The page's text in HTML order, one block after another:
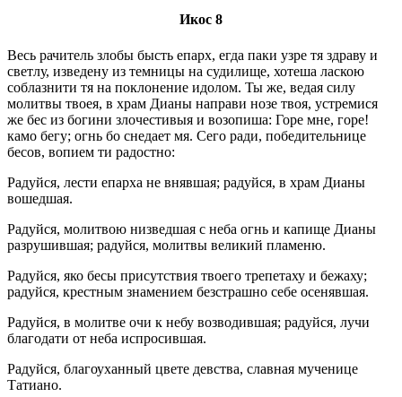
Икос 8
Весь рачитель злобы бысть епарх, егда паки узре тя здраву и
светлу, изведену из темницы на судилище, хотеша ласкою
соблазнити тя на поклонение идолом. Ты же, ведая силу
молитвы твоея, в храм Дианы направи нозе твоя, устремися
же бес из богини злочестивыя и возопиша: Горе мне, горе!
камо бегу; огнь бо снедает мя. Сего ради, победительнице
бесов, вопием ти радостно:
Радуйся, лести епарха не внявшая; радуйся, в храм Дианы
вошедшая.
Радуйся, молитвою низведшая с неба огнь и капище Дианы
разрушившая; радуйся, молитвы великий пламеню.
Радуйся, яко бесы присутствия твоего трепетаху и бежаху;
радуйся, крестным знамением безстрашно себе осенявшая.
Радуйся, в молитве очи к небу возводившая; радуйся, лучи
благодати от неба испросившая.
Радуйся, благоуханный цвете девства, славная мученице
Татиано.